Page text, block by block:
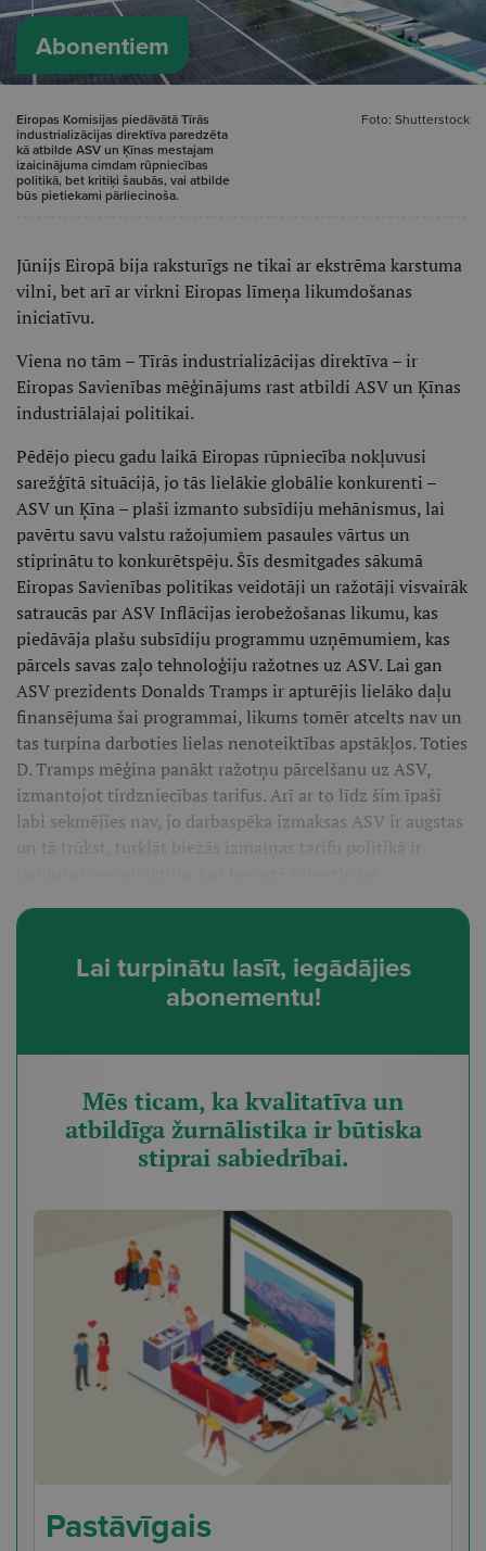
Abonentiem
Eiropas Komisijas piedāvātā Tīrās
industrializācijas direktīva paredzēta
kā atbilde ASV un Ķīnas mestajam
izaicinājuma cimdam rūpniecības
politikā, bet kritiķi šaubās, vai atbilde
būs pietiekami pārliecinoša.
Foto: Shutterstock
Jūnijs Eiropā bija raksturīgs ne tikai ar ekstrēma karstuma
vilni, bet arī ar virkni Eiropas līmeņa likumdošanas
iniciatīvu.
Viena no tām – Tīrās industrializācijas direktīva – ir
Eiropas Savienības mēģinājums rast atbildi ASV un Ķīnas
industriālajai politikai.
Pēdējo piecu gadu laikā Eiropas rūpniecība nokļuvusi
sarežģītā situācijā, jo tās lielākie globālie konkurenti –
ASV un Ķīna – plaši izmanto subsīdiju mehānismus, lai
pavērtu savu valstu ražojumiem pasaules vārtus un
stiprinātu to konkurētspēju. Šīs desmitgades sākumā
Eiropas Savienības politikas veidotāji un ražotāji visvairāk
satraucās par ASV Inflācijas ierobežošanas likumu, kas
piedāvāja plašu subsīdiju programmu uzņēmumiem, kas
pārcels savas zaļo tehnoloģiju ražotnes uz ASV. Lai gan
ASV prezidents Donalds Tramps ir apturējis lielāko daļu
finansējuma šai programmai, likums tomēr atcelts nav un
tas turpina darboties lielas nenoteiktības apstākļos. Toties
D. Tramps mēģina panākt ražotņu pārcelšanu uz ASV,
izmantojot tirdzniecības tarifus. Arī ar to līdz šim īpaši
labi sekmējies nav, jo darbaspēka izmaksas ASV ir augstas
un tā trūkst, turklāt biežās izmaiņas tarifu politikā ir
Lai turpinātu lasīt, iegādājies
abonementu!
Mēs ticam, ka kvalitatīva un
atbildīga žurnālistika ir būtiska
stiprai sabiedrībai.
Pastāvīgais